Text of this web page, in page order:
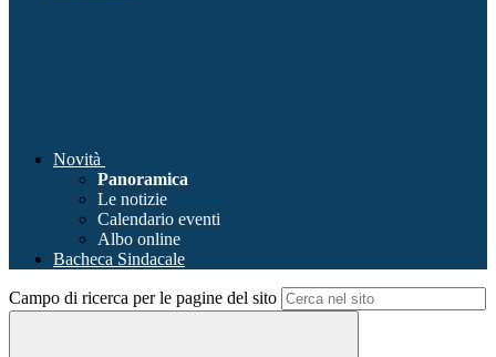
Novità
Panoramica
Le notizie
Calendario eventi
Albo online
Bacheca Sindacale
Campo di ricerca per le pagine del sito